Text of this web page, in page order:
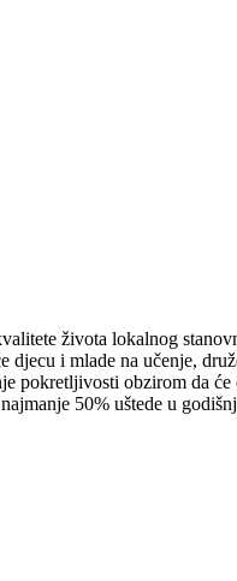
života lokalnog
i mlade na učenje,
pokretljivosti obzirom da
50% uštede u